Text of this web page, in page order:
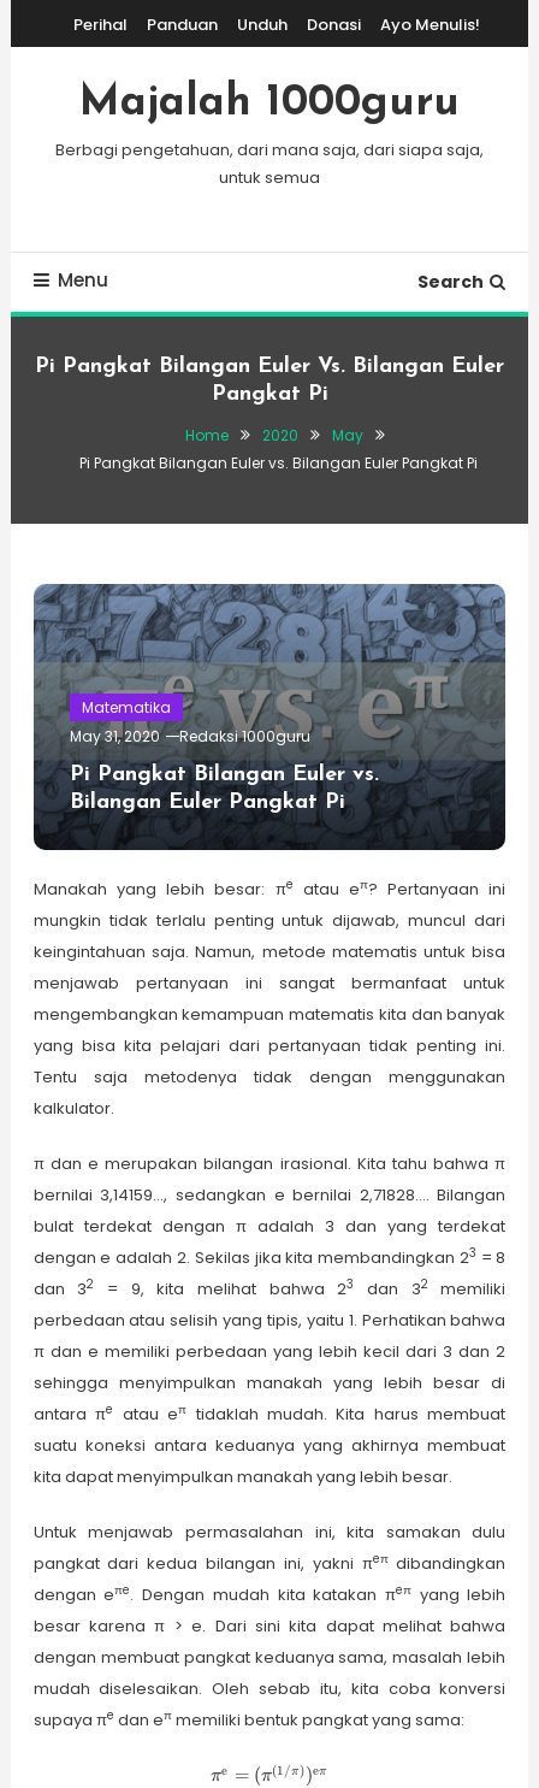
To
Content
Perihal Panduan Unduh Donasi Ayo Menulis!
Majalah 1000guru
Berbagi pengetahuan, dari mana saja, dari siapa saja,
untuk semua
Menu Search
Pi Pangkat Bilangan Euler Vs. Bilangan Euler
Pangkat Pi
Home 2020
May
Pi Pangkat Bilangan Euler vs. Bilangan Euler Pangkat Pi
Matematika
May 31, 2020
Redaksi 1000guru
Pi Pangkat Bilangan Euler vs.
Bilangan Euler Pangkat Pi
Manakah yang lebih besar: πe atau eπ? Pertanyaan ini
mungkin tidak terlalu penting untuk dijawab, muncul dari
keingintahuan saja. Namun, metode matematis untuk bisa
menjawab pertanyaan ini sangat bermanfaat untuk
mengembangkan kemampuan matematis kita dan banyak
yang bisa kita pelajari dari pertanyaan tidak penting ini.
Tentu saja metodenya tidak dengan menggunakan
kalkulator.
π dan e merupakan bilangan irasional. Kita tahu bahwa π
bernilai 3,14159…, sedangkan e bernilai 2,71828…. Bilangan
bulat terdekat dengan π adalah 3 dan yang terdekat
dengan e adalah 2. Sekilas jika kita membandingkan 23 = 8
dan 32 = 9, kita melihat bahwa 23 dan 32memiliki
perbedaan atau selisih yang tipis, yaitu 1. Perhatikan bahwa
π dan e memiliki perbedaan yang lebih kecil dari 3 dan 2
sehingga menyimpulkan manakah yang lebih besar di
antara πe atau eπ
tidaklah mudah. Kita harus membuat
suatu koneksi antara keduanya yang akhirnya membuat
kita dapat menyimpulkan manakah yang lebih besar.
Untuk menjawab permasalahan ini, kita samakan dulu
pangkat dari kedua bilangan ini, yakni πeπdibandingkan
dengan eπe. Dengan mudah kita katakan πeπ yang lebih
besar karena π > e. Dari sini kita dapat melihat bahwa
dengan membuat pangkat keduanya sama, masalah lebih
mudah diselesaikan. Oleh sebab itu, kita coba konversi
supaya πe dan eπmemiliki bentuk pangkat yang sama:
\pi^\text{e} =
πe = (π(1/π))eπ